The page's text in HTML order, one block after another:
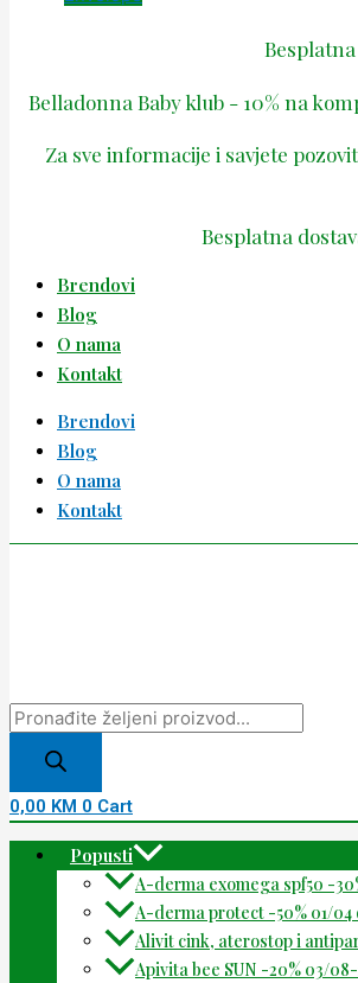
Belladonna Baby klub - 10% na
Za sve informacije i savjete
Besplatna
Brendovi
Blog
O nama
Kontakt
Brendovi
Blog
O nama
Kontakt
0,00 KM 0 Cart
Popusti
A-derma exomega spf50 -
A-derma protect -50% 01/04
Alivit cink, aterostop i
Apivita bee SUN -20% 03/